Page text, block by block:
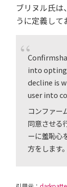
ブリヌル氏は、
うに定義して
into
decline is
user into
コンファー
同意させる
ーに羞恥心
方をします。